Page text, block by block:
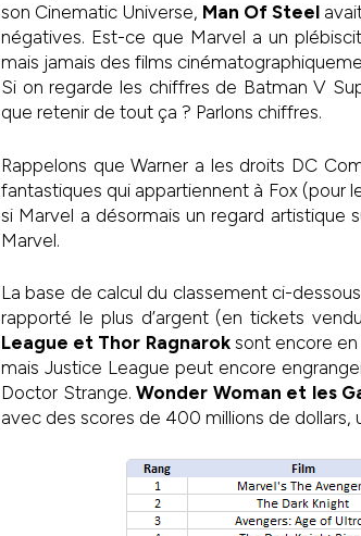
son Cinematic Universe, Man Of Steel
négatives. Est-ce que Marvel a un
mais jamais des films
Si on regarde les chiffres de Batman V
que retenir de tout ça ? Parlons chiffres.
Rappelons que Warner a les droits DC
fantastiques qui appartiennent à Fox (pour
si Marvel a désormais un regard artistique
Marvel.
La base de calcul du classement ci-
rapporté le plus d’argent (en tickets
League et Thor Ragnaroksont encore en
mais Justice League peut encore
Doctor Strange. Wonder Woman et les
avec des scores de 400 millions de dollars,